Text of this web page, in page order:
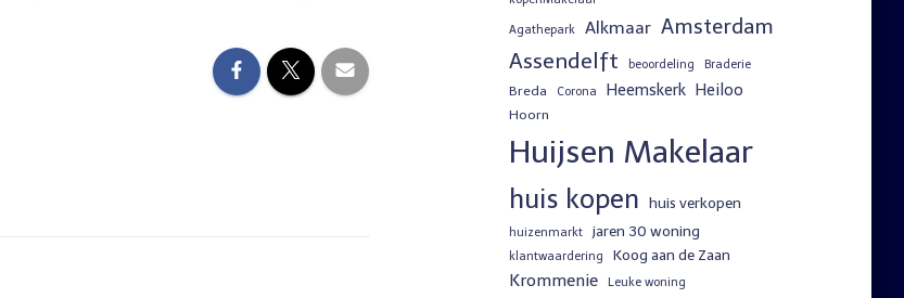
Agathepark Alkmaar Amsterdam
Assendelft beoordeling Braderie
Breda Corona Heemskerk Heiloo
Hoorn
Huijsen Makelaar
huis kopen huis verkopen
huizenmarkt jaren 30 woning
klantwaardering Koog aan de Zaan
Krommenie Leuke woning